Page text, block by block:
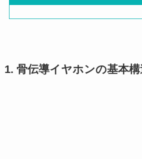
1. 骨伝導イヤホンの基本